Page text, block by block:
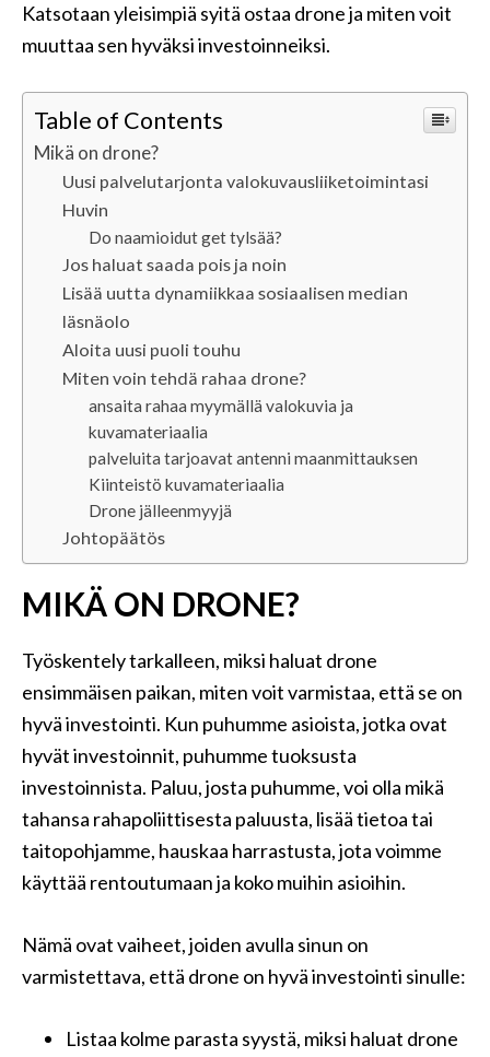
Katsotaan yleisimpiä syitä ostaa drone ja miten voit
muuttaa sen hyväksi investoinneiksi.
Table of Contents
Mikä on drone?
Uusi palvelutarjonta valokuvausliiketoimintasi
Huvin
Do naamioidut get tylsää?
Jos haluat saada pois ja noin
Lisää uutta dynamiikkaa sosiaalisen median
läsnäolo
Aloita uusi puoli touhu
Miten voin tehdä rahaa drone?
ansaita rahaa myymällä valokuvia ja
kuvamateriaalia
palveluita tarjoavat antenni maanmittauksen
Kiinteistö kuvamateriaalia
Drone jälleenmyyjä
Johtopäätös
MIKÄ ON DRONE?
Työskentely tarkalleen, miksi haluat drone
ensimmäisen paikan, miten voit varmistaa, että se on
hyvä investointi. Kun puhumme asioista, jotka ovat
hyvät investoinnit, puhumme tuoksusta
investoinnista. Paluu, josta puhumme, voi olla mikä
tahansa rahapoliittisesta paluusta, lisää tietoa tai
taitopohjamme, hauskaa harrastusta, jota voimme
käyttää rentoutumaan ja koko muihin asioihin.
Nämä ovat vaiheet, joiden avulla sinun on
varmistettava, että drone on hyvä investointi sinulle:
Listaa kolme parasta syystä, miksi haluat drone